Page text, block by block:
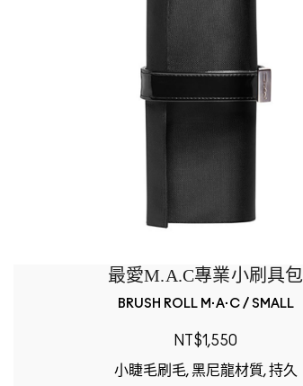
最愛M.A.C專業小刷具包
BRUSH ROLL M·A·C / SMALL
NT$1,550
小睫毛刷毛, 黑尼龍材質, 持久